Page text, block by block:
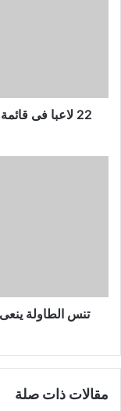
الاتصالات
بالمحترفين22 لاعبا فى
اليوم
تنس الطاولة
مقالات ذات صلة